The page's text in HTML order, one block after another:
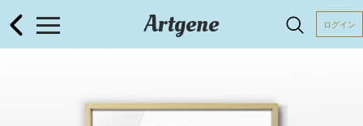
Artgene ログイン